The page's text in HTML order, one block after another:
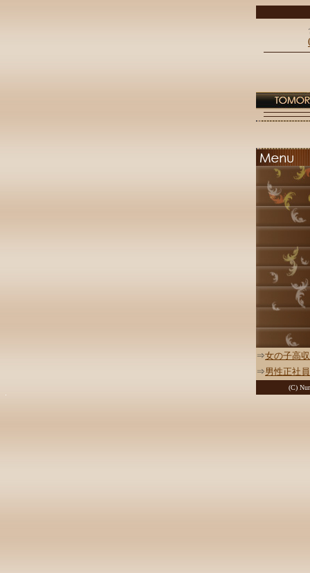
⇒女の子高
⇒男性正社
(C)